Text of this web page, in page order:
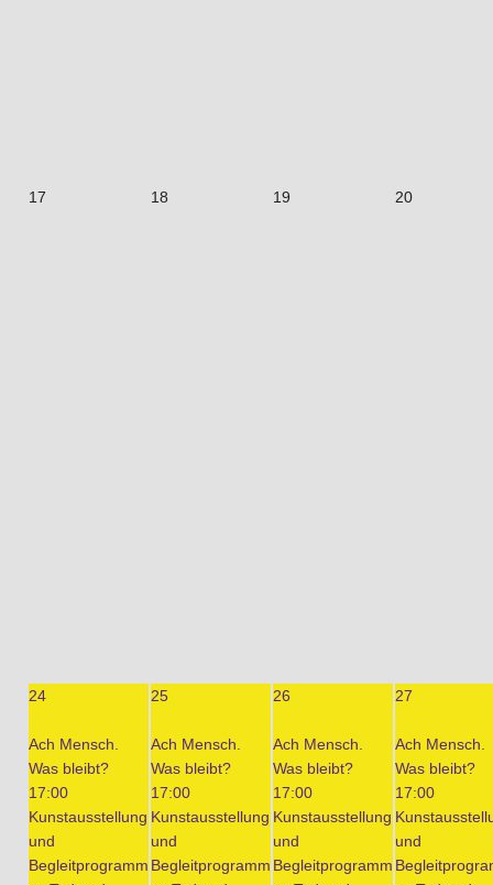
17 18 19 20
24
Ach Mensch.
Was bleibt?
17:00
Kunstausstellung
und
Begleitprogramm
25
Ach Mensch.
Was bleibt?
17:00
Kunstausstellung
und
Begleitprogramm
26
Ach Mensch.
Was bleibt?
17:00
Kunstausstellung
und
Begleitprogramm
27
Ach Mensch.
Was bleibt?
17:00
und